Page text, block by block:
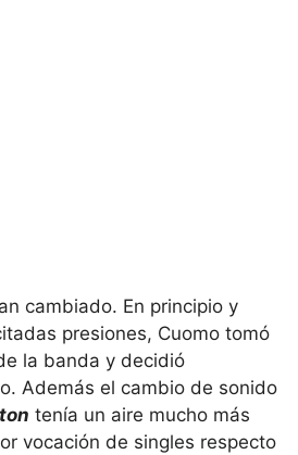
cambiado. En principio y
presiones, Cuomo tomó
la banda y decidió
Además el cambio de sonido
tenía un aire mucho más
vocación de singles respecto